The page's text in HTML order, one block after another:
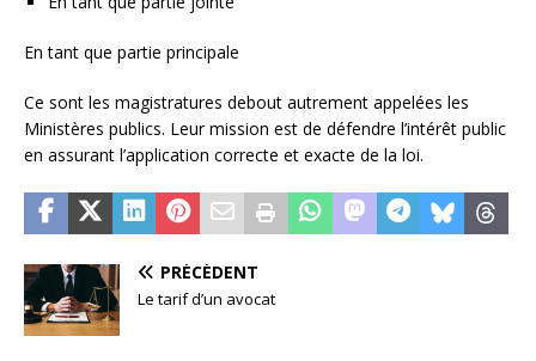
En tant que partie principale
Ce sont les magistratures debout autrement appelées les
Ministères publics. Leur mission est de défendre l’intérêt public
en assurant l’application correcte et exacte de la loi.
PRÉCÉDENT
Le tarif d’un avocat